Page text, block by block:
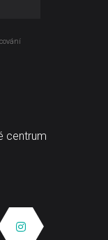
centrum